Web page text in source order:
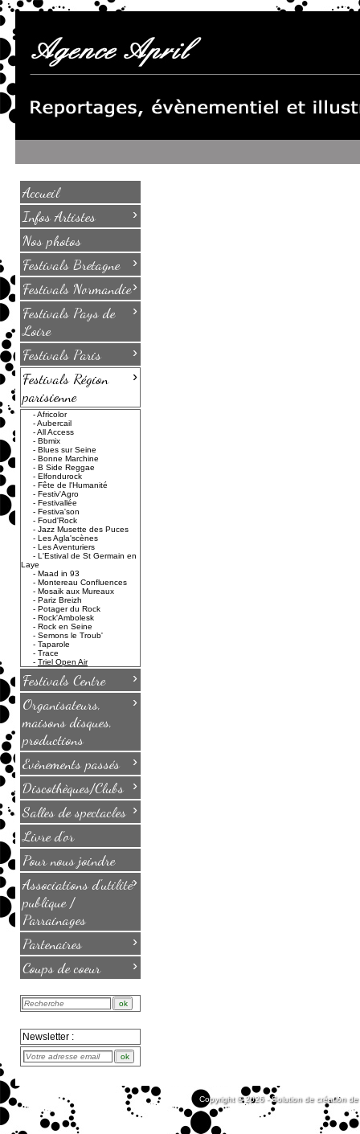
Accueil
Infos Artistes
›
Nos photos
Festivals Bretagne
›
Festivals Normandie›
Festivals Pays de
Loire
›
Festivals Paris ›
Festivals Région
parisienne
›
-Africolor
-Aubercail
-All Access
- Bbmix
- Blues sur Seine
- Bonne Marchine
- B Side Reggae
- Elfondurock
- Fête de l'Humanité
- Festiv'Agro
- Festivallée
- Festiva'son
- Foud'Rock
- Jazz Musette des Puces
- Les Agla'scènes
- Les Aventuriers
- L'Estival de St Germain en
Laye
- Maad in 93
- Montereau Confluences
- Mosaik aux Mureaux
- Pariz Breizh
- Potager du Rock
- Rock'Ambolesk
- Rock en Seine
- Semons le Troub'
- Taparole
- Trace
- Triel Open Air
Festivals Centre ›
Organisateurs,
maisons disques,
productions
›
Evènements passés ›
Discothèques/Clubs ›
Salles de spectacles ›
Livre d'or
Pour nous joindre
Associations d'utilité
publique /
Parrainages
›
Partenaires ›
Coups de coeur ›
Newsletter :
Copyright © 2026 - Solution de création